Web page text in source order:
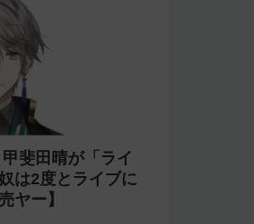
甲斐田晴が「ライ
は2度とライブに
ヤー】